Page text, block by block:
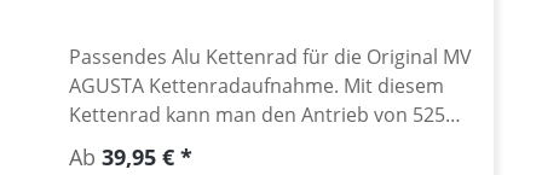
Passendes Alu Kettenrad für die Original MV
AGUSTA Kettenradaufnahme. Mit diesem
Kettenrad kann man den Antrieb von 525
auf eine 520er Kettenteilung umrüsten und
Regulärer Preis:
Ab 39,95 €